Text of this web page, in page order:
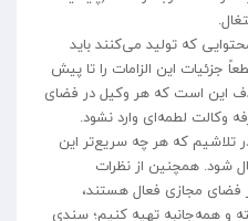
که تولید می‌کنند باید
جزئیات این الزامات را تا پیش
این است که هر وکیل در فضای
وکالت لطمه‌ای وارد نشود.
در تلاشیم که هر چه سریع‌تر این
شود. همچنین از نظرات
فضای مجازی فعال هستند،
و همه‌جانبه تهیه کنیم؛ سندی